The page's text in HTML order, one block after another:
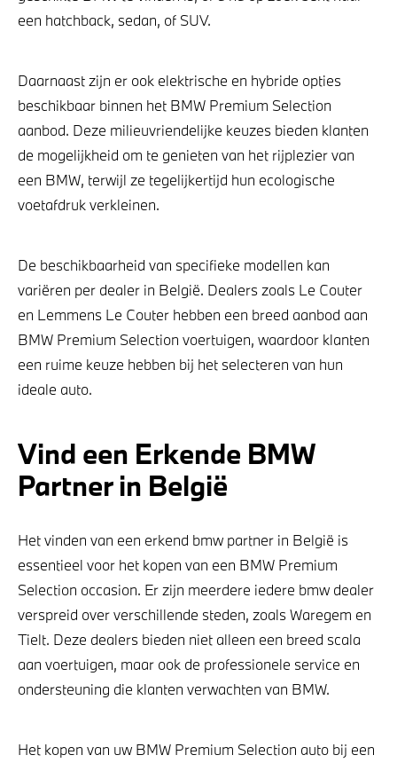
een hatchback, sedan, of SUV.
Daarnaast zijn er ook elektrische en hybride opties
beschikbaar binnen het BMW Premium Selection
aanbod. Deze milieuvriendelijke keuzes bieden klanten
de mogelijkheid om te genieten van het rijplezier van
een BMW, terwijl ze tegelijkertijd hun ecologische
voetafdruk verkleinen.
De beschikbaarheid van specifieke modellen kan
variëren per dealer in België. Dealers zoals Le Couter
en Lemmens Le Couter hebben een breed aanbod aan
BMW Premium Selection voertuigen, waardoor klanten
een ruime keuze hebben bij het selecteren van hun
ideale auto.
Vind een Erkende BMW
Partner in België
Het vinden van een erkend bmw partner in België is
essentieel voor het kopen van een BMW Premium
Selection occasion. Er zijn meerdere iedere bmw dealer
verspreid over verschillende steden, zoals Waregem en
Tielt. Deze dealers bieden niet alleen een breed scala
aan voertuigen, maar ook de professionele service en
ondersteuning die klanten verwachten van BMW.
Het kopen van uw BMW Premium Selection auto bij een